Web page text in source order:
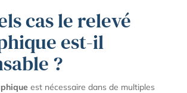
cas le relevé
est-il
?
est nécessaire dans de multiples